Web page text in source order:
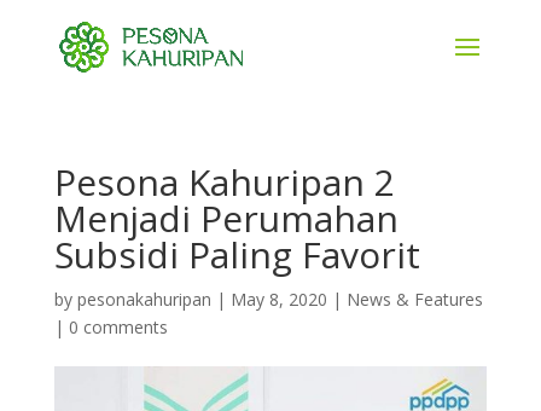
Pesona Kahuripan 2
Menjadi Perumahan
Subsidi Paling Favorit
by pesonakahuripan | May 8, 2020 | News & Features
| 0 comments